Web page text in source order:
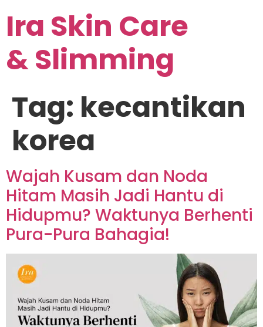
Ira Skin Care
& Slimming
Tag: kecantikan
korea
Wajah Kusam dan Noda
Hitam Masih Jadi Hantu di
Hidupmu? Waktunya Berhenti
Pura-Pura Bahagia!